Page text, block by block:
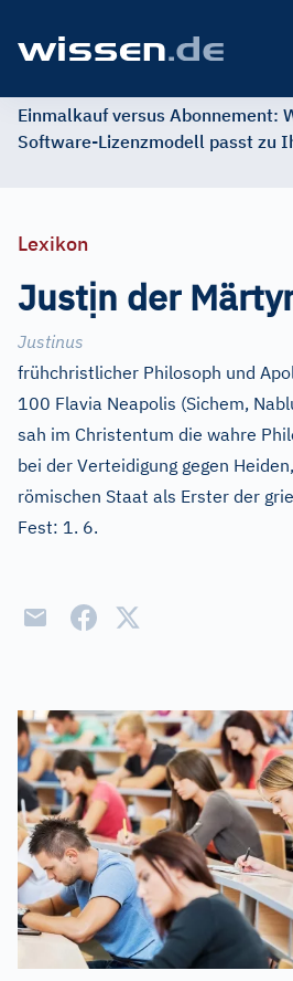
Einmalkauf versus Abonnement:
Software-Lizenzmodell passt zu
Lexikon
Justịn der
Justinus
frühchristlicher Philosoph und
100 Flavia Neapolis (Sichem,
sah im Christentum die wahre
bei der Verteidigung gegen
römischen Staat als Erster der
Fest: 1. 6.